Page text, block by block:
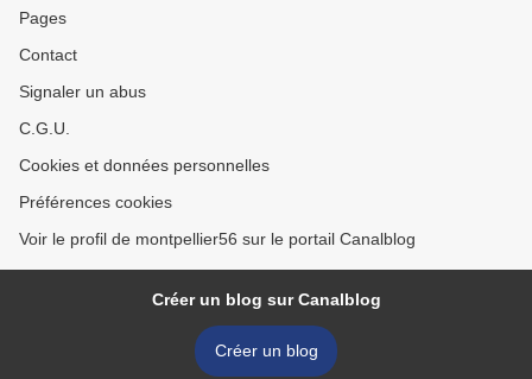
Pages
Contact
Signaler un abus
C.G.U.
Cookies et données personnelles
Préférences cookies
Voir le profil de montpellier56 sur le portail Canalblog
Créer un blog sur Canalblog
Créer un blog